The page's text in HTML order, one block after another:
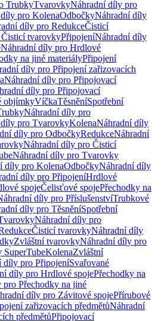
TrubkyTvarovkyNáhradní díly pro
pro KolenaOdbočkyNáhradní díly
díly pro RedukceČisticí
tvarovkyPřipojeníNáhradní díly
Náhradní díly pro Hrdlové
na jiné materiályPřipojení
díly pro Připojení zařizovacích
Náhradní díly pro Připojovací
díly pro Připojovací
objímkyVíčkaTěsněníSpotřební
Náhradní díly pro
pro TvarovkyKolenaNáhradní díly
díly pro OdbočkyRedukceNáhradní
Náhradní díly pro Čisticí
Náhradní díly pro Tvarovky
díly pro KolenaOdbočkyNáhradní díly
díly pro PřipojeníHrdlové
spojeČelisťové spojePřechodky na
díly pro PříslušenstvíTrubkové
díly pro TěsněníSpotřební
Náhradní díly pro
Čisticí tvarovkyNáhradní díly
Zvláštní tvarovkyNáhradní díly pro
SuperTubeKolenaZvláštní
díly pro PřipojeníSvařované
díly pro Hrdlové spojePřechodky na
Přechodky na jiné
díly pro Závitové spojePřírubové
zařizovacích předmětůNáhradní
předmětůPřipojovací